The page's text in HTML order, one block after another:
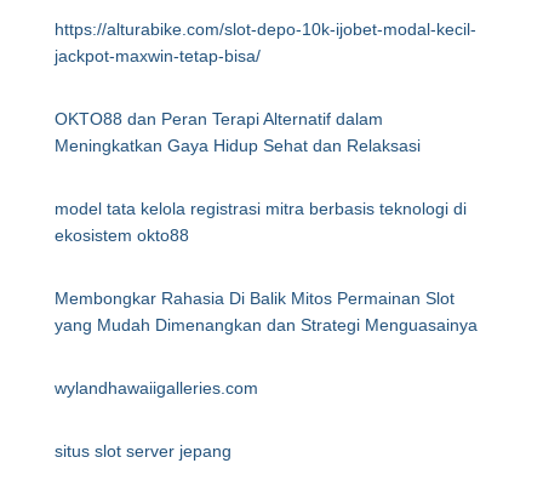
https://alturabike.com/slot-depo-10k-ijobet-modal-kecil-
jackpot-maxwin-tetap-bisa/
OKTO88 dan Peran Terapi Alternatif dalam
Meningkatkan Gaya Hidup Sehat dan Relaksasi
model tata kelola registrasi mitra berbasis teknologi di
ekosistem okto88
Membongkar Rahasia Di Balik Mitos Permainan Slot
yang Mudah Dimenangkan dan Strategi Menguasainya
wylandhawaiigalleries.com
situs slot server jepang